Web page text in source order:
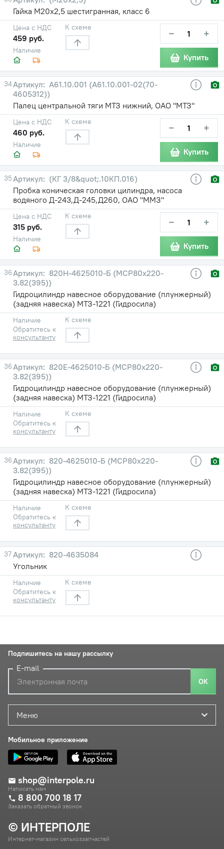
Гайка М20х2,5 шестигранная, класс 6
Наличие
Цена с НДС
459 руб.
К схеме − +
Купить
34
А61.10.001 (А61.10.001-02(70-
4605312))
Палец центральной тяги МТЗ нижний, ОАО "МТЗ"
Наличие
Цена с НДС
460 руб.
К схеме − +
Купить
35
(КГ 3/8&quot;.10КП.016)
Пробка коническая головки цилиндра, насоса
водяного Д-243,Д-245,Д260, ОАО "ММЗ"
Наличие
Цена с НДС
315 руб.
К схеме − +
Купить
36
820Н-4625010-Б (МСР80х220-
3.82(395))
Гидроцилиндр навесное оборудование (плунжерный)
(задняя навеска) МТЗ-1221 (Гидросила)
Наличие
Обратитесь к
консультанту
К схеме
36
820Е-4625010-Б (МСР80х220-
3.82(395))
Гидроцилиндр навесное оборудование (плунжерный)
(задняя навеска) МТЗ-1221 (Гидросила)
Наличие
Обратитесь к
консультанту
К схеме
36
820-4625010-Б (МСР80х220-
3.82(395))
Гидроцилиндр навесное оборудование (плунжерный)
(задняя навеска) МТЗ-1221 (Гидросила)
Наличие
Обратитесь к
консультанту
К схеме
37
820-4635084
Угольник
Наличие
Обратитесь к
консультанту
К схеме
© ИНТЕРПОЛЕ
Интернет-магазин сельхоззапчастей
Меню
Мобильное приложение
shop@interpole.ru
Написать нам
8 800 700 18 17
Заказать обратный звонок
Подпишитесь на нашу рассылку
E-mail
ОК